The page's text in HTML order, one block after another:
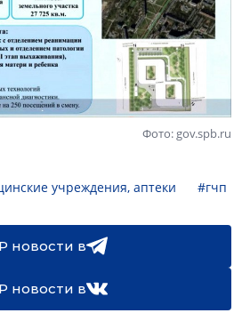
Фото: gov.spb.ru
учреждения, аптеки #гчп
новости в
новости в